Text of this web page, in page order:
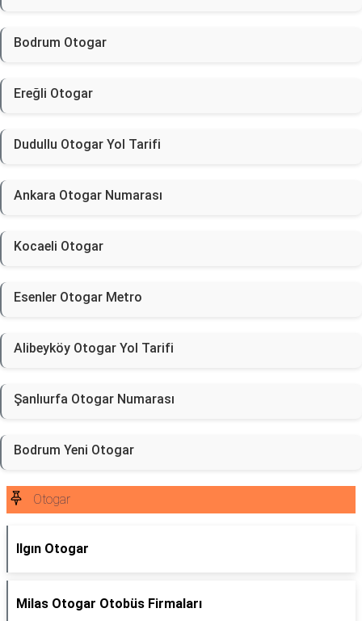
Bodrum Otogar
Ereğli Otogar
Dudullu Otogar Yol Tarifi
Ankara Otogar Numarası
Kocaeli Otogar
Esenler Otogar Metro
Alibeyköy Otogar Yol Tarifi
Şanlıurfa Otogar Numarası
Bodrum Yeni Otogar
Otogar
Ilgın Otogar
Milas Otogar Otobüs Firmaları